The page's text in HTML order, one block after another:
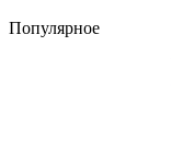
Популярное